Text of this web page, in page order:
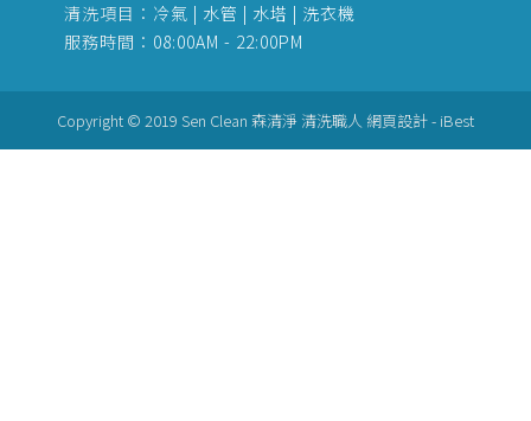
清洗項目： 冷氣 | 水管 | 水塔 | 洗衣機
服務時間： 08:00AM - 22:00PM
Copyright © 2019 Sen Clean 森清淨 清洗職人 網頁設計- iBest